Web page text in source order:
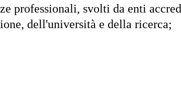
professionali, svolti da enti
dell'università e della ricerca;